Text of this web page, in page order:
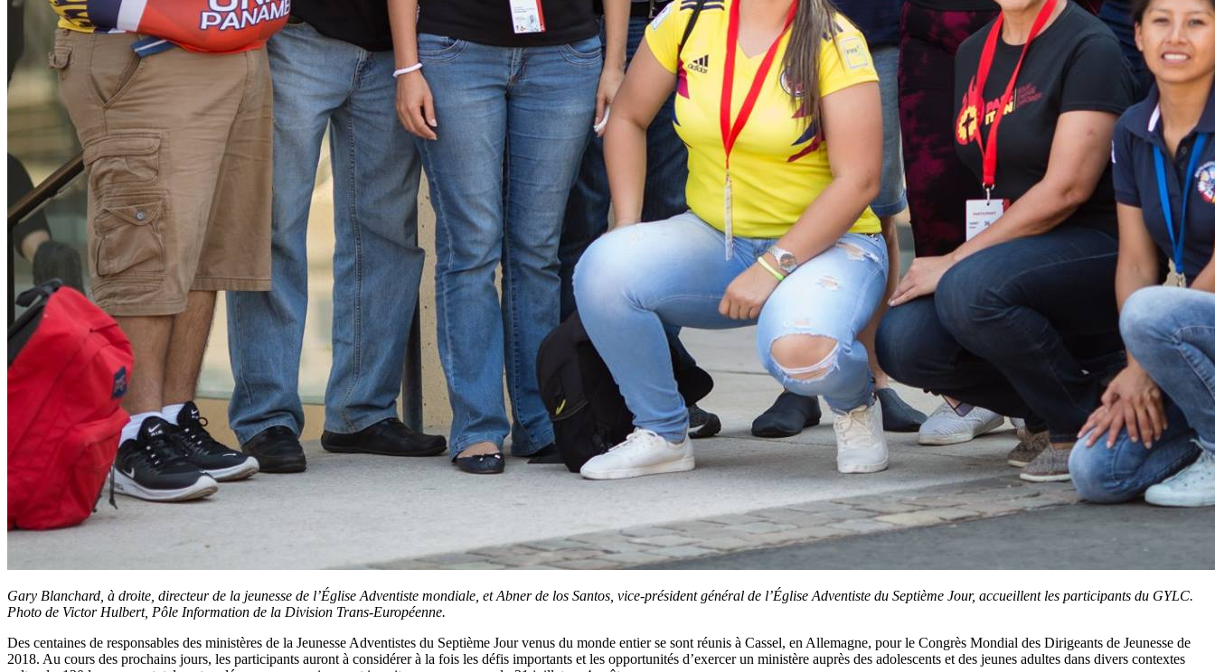
Gary Blanchard, à droite, directeur de la jeunesse de l’Église Adventiste mondiale, et Abner de los Santos, vice-président général de l’Église Adventiste du Septième Jour, accueillent les participants du GYLC.
Photo de Victor Hulbert, Pôle Information de la Division Trans-Européenne.
Des centaines de responsables des ministères de la Jeunesse Adventistes du Septième Jour venus du monde entier se sont réunis à Cassel, en Allemagne, pour le Congrès Mondial des Dirigeants de Jeunesse de
2018. Au cours des prochains jours, les participants auront à considérer à la fois les défis importants et les opportunités d’exercer un ministère auprès des adolescents et des jeunes adultes dans divers contextes